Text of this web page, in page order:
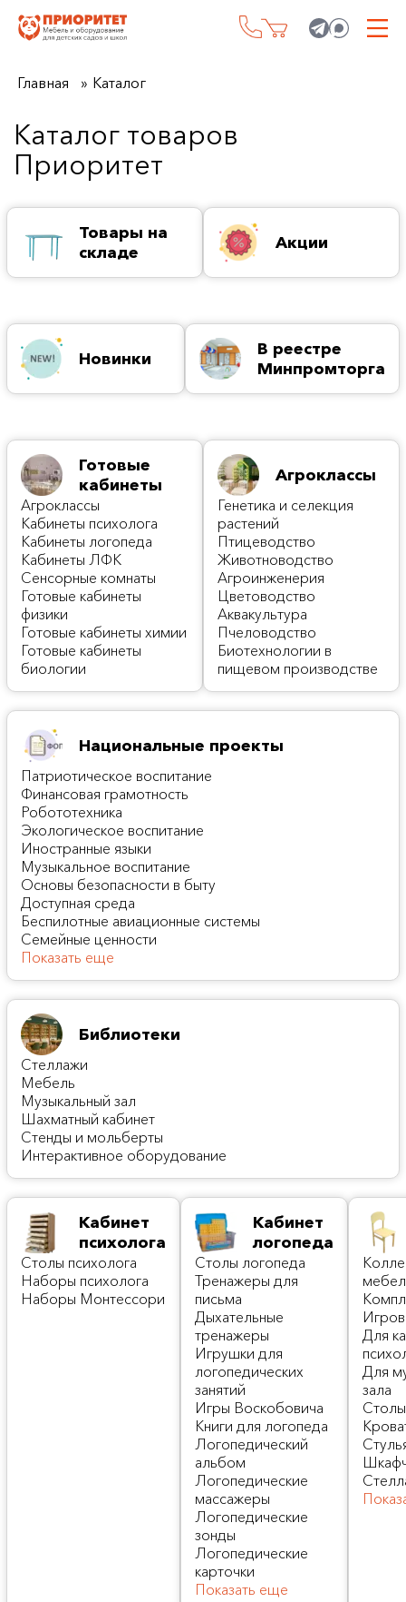
Главная Каталог
Каталог товаров
Приоритет
Товары на
складе
Акции
Новинки
В реестре
Минпромторга
Готовые
кабинеты
Агроклассы
Кабинеты психолога
Кабинеты логопеда
Кабинеты ЛФК
Сенсорные комнаты
Готовые кабинеты
физики
Готовые кабинеты химии
Готовые кабинеты
биологии
Агроклассы
Генетика и селекция
растений
Птицеводство
Животноводство
Агроинженерия
Цветоводство
Аквакультура
Пчеловодство
Биотехнологии в
пищевом производстве
Национальные проекты
Патриотическое воспитание
Финансовая грамотность
Робототехника
Экологическое воспитание
Иностранные языки
Музыкальное воспитание
Основы безопасности в быту
Доступная среда
Беспилотные авиационные системы
Семейные ценности
Показать еще
Библиотеки
Стеллажи
Мебель
Музыкальный зал
Шахматный кабинет
Стенды и мольберты
Интерактивное оборудование
Кабинет
психолога
Столы психолога
Наборы психолога
Наборы Монтессори
Кабинет
логопеда
Cтолы логопеда
Тренажеры для
письма
Дыхательные
тренажеры
Игрушки для
логопедических
занятий
Игры Воскобовича
Книги для логопеда
Логопедический
альбом
Логопедические
массажеры
Логопедические
зонды
Логопедические
карточки
Показать еще
Для
Для
зала
Столы